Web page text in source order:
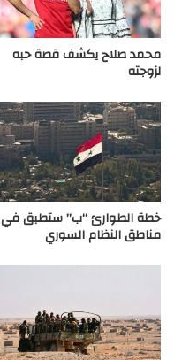
محمد صلاح يكشف قصة حبه
لزوجته
خطة الطوارئ “ب” ستطبق في
مناطق النظام السوري